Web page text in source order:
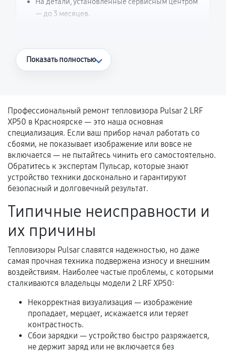
— до 3 месяцев.
Что считается гарантийным случаем
Поломка установленной детали при
нормальной эксплуатации в течение
гарантийного срока.
Несоответствие комплектующей заявленным
техническим характеристикам.
Документы для подтверждения
гарантии
Гарантийный талон.
Акт выполненных работ с датой, перечнем
услуг и сроком гарантии.
и кассовый чек.
Расширенная гарантия
Показать полностью
Профессиональный ремонт тепловизора Pulsar 2 LRF
XP50 в Красноярске — это наша основная
специализация. Если ваш прибор начал работать со
сбоями, не показывает изображение или вовсе не
включается — не пытайтесь чинить его самостоятельно.
Обратитесь к экспертам Пульсар, которые знают
устройство техники досконально и гарантируют
безопасный и долговечный результат.
Типичные неисправности и
их причины
Тепловизоры Pulsar славятся надежностью, но даже
самая прочная техника подвержена износу и внешним
воздействиям. Наиболее частые проблемы, с которыми
сталкиваются владельцы модели 2 LRF XP50:
Некорректная визуализация — изображение
пропадает, мерцает, искажается или теряет
контрастность.
Сбои зарядки — устройство быстро разряжается,
не держит заряд или не включается без